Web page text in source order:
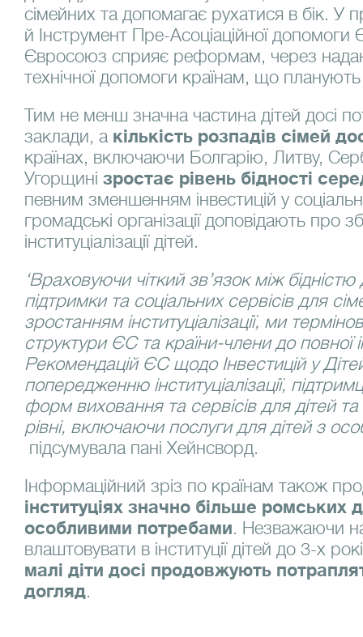
сімейних та допомагає рухатися в бік. У
й Інструмент Пре-Асоціаційної
Євросоюз сприяє реформам, через
технічної допомоги країнам, що
Тим не менш значна частина дітей досі
заклади, а кількість розпадів сімей
країнах, включаючи Болгарію, Литву,
Угорщині зростає рівень бідності
певним зменшенням інвестицій у
громадські організації доповідають про
інституціалізації дітей.
‘Враховуючи чіткий зв’язок між
підтримки та соціальних сервісів для
зростанням інституціалізації, ми
структури ЄС та країни-члени до повної
Рекомендацій ЄС щодо Інвестицій у
попередженню інституціалізації,
форм виховання та сервісів для дітей
рівні, включаючи послуги для дітей з
підсумувала пані Хейнсворд.
Інформаційний зріз по країнам також
інституціях значно більше ромських
особливими потребами. Незважаючи
влаштовувати в інституції дітей до 3-х
малі діти досі продовжують
догляд.